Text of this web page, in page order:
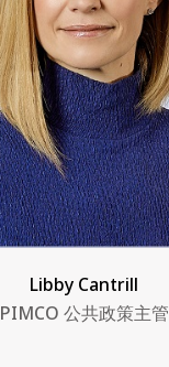
Libby Cantrill
PIMCO 公共政策主管